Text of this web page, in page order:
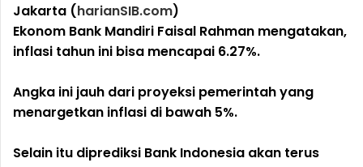
Jakarta (harianSIB.com)
Ekonom Bank Mandiri Faisal Rahman mengatakan,
inflasi tahun ini bisa mencapai 6.27%.
Angka ini jauh dari proyeksi pemerintah yang
menargetkan inflasi di bawah 5%.
Selain itu diprediksi Bank Indonesia akan terus